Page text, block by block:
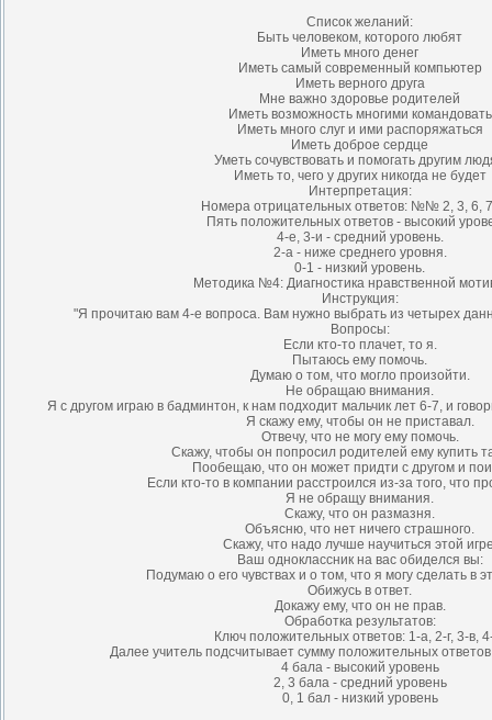
Список желаний:
Быть человеком, которого любят
Иметь много денег
Иметь самый современный компьютер
Иметь верного друга
Мне важно здоровье родителей
Иметь возможность многими командовать
Иметь много слуг и ими распоряжаться
Иметь доброе сердце
Уметь сочувствовать и помогать другим
Иметь то, чего у других никогда не будет
Интерпретация:
Номера отрицательных ответов: №№ 2, 3, 6,
Пять положительных ответов - высокий
4-е, 3-и - средний уровень.
2-а - ниже среднего уровня.
0-1 - низкий уровень.
Методика №4: Диагностика нравственной
Инструкция:
"Я прочитаю вам 4-е вопроса. Вам нужно выбрать из четырех
Вопросы:
Если кто-то плачет, то я.
Пытаюсь ему помочь.
Думаю о том, что могло произойти.
Не обращаю внимания.
Я с другом играю в бадминтон, к нам подходит мальчик лет 6-7, и
Я скажу ему, чтобы он не приставал.
Отвечу, что не могу ему помочь.
Скажу, чтобы он попросил родителей ему купить
Пообещаю, что он может придти с другом и
Если кто-то в компании расстроился из-за того, что
Я не обращу внимания.
Скажу, что он размазня.
Объясню, что нет ничего страшного.
Скажу, что надо лучше научиться этой
Ваш одноклассник на вас обиделся вы:
Подумаю о его чувствах и о том, что я могу сделать в
Обижусь в ответ.
Докажу ему, что он не прав.
Обработка результатов:
Ключ положительных ответов: 1-а, 2-г, 3-в,
Далее учитель подсчитывает сумму положительных
4 бала - высокий уровень
2, 3 бала - средний уровень
0, 1 бал - низкий уровень